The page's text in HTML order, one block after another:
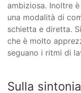
ambiziosa. Inoltre
una modalità di
schietta e diretta.
che è molto
seguano i ritmi di
Sulla